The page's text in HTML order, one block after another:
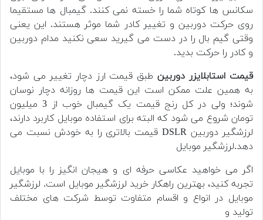
سکانس ها کوتاه شما را خسته نمی کنند. گیمبال ها مستقیما
روی حرکت دوربین و تغییر کادر شما موثر هستند. این یعنی
وقتی گیم بال را در دست می گیرید سعی نکنید مدام دوربین
و کادر را حرکت بدید.
قیمت استابلایزر دوربین طبق قیمت ارز دچار تغییر می شود،
به همین علت ممکن است این قیمت ها روزانه دچار نوسان
شوند؛ ولی در کل رنج قیمت یک گیمبال خوب از 3 میلیون
تومان شروع می شود که البته برای استفاده موبایل کاربرد دارند،
لرزشگیر دوربین DSLR قیمت بالاتری را به خودش نسبت می
دهد.لرزشگیر موبایل
اگر می خواهید عکاسی حرفه ای و هیجان انگیز را با موبایل
تجربه کنید، بهترین راهکار خرید لرزشگیر موبایل است. لرزشگیر
موبایل در انواع و اقسام متفاوت توسط شرکت های مختلف
تولید و